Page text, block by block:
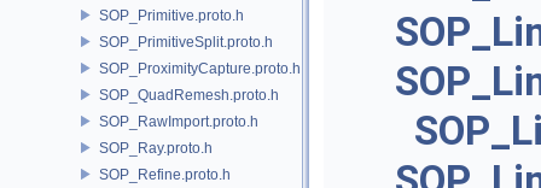
SOP_Primitive.proto.h
SOP_PrimitiveSplit.proto.h
SOP_ProximityCapture.proto.h
SOP_QuadRemesh.proto.h
SOP_RawImport.proto.h
SOP_Ray.proto.h
SOP_Refine.proto.h